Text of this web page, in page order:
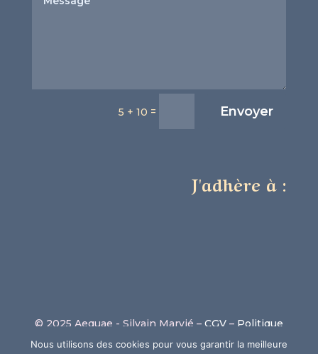
5 + 10 = Envoyer
J'adhère à :
© 2025 Aequae - Silvain Marvié – CGV– Politique
de confidentialité–Code de déontologie – Site
Nous utilisons des cookies pour vous garantir la meilleure